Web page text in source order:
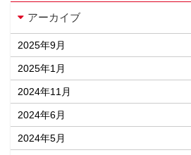
アーカイブ
2025年9月
2025年1月
2024年11月
2024年6月
2024年5月